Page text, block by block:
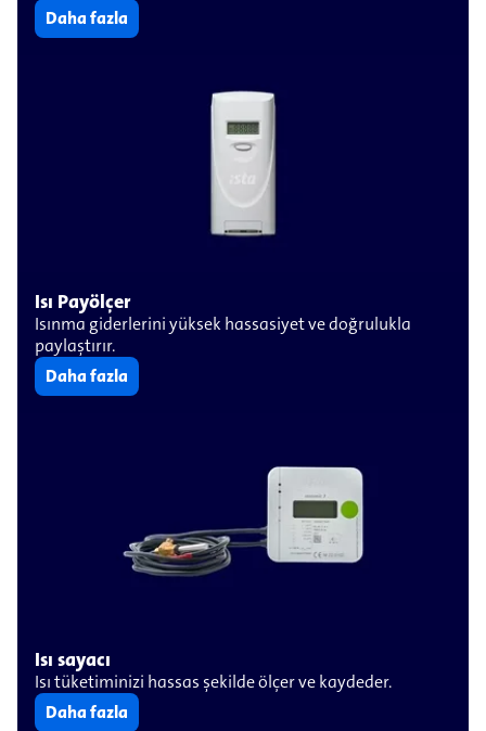
Daha fazla
Isı Payölçer
Isınma giderlerini yüksek hassasiyet ve doğrulukla
paylaştırır.
Daha fazla
Isı sayacı
Isı tüketiminizi hassas şekilde ölçer ve kaydeder.
Daha fazla